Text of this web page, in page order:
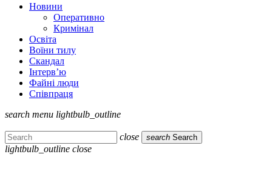
Новини
Оперативно
Кримінал
Освіта
Воїни тилу
Скандал
Інтерв’ю
Файні люди
Співпраця
search menu lightbulb_outline
close search Search
lightbulb_outline close